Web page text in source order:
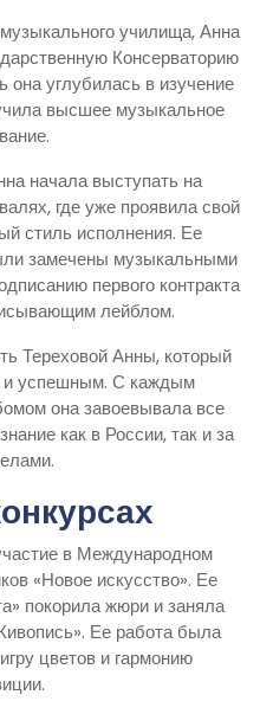
училища, Анна
Консерваторию
она углубилась в изучение
высшее музыкальное
начала выступать на
где уже проявила свой
стиль исполнения. Ее
замечены музыкальными
первого контракта
лейблом.
Тереховой Анны, который
и успешным. С каждым
она завоевывала все
как в России, так и за
в Международном
«Новое искусство». Ее
покорила жюри и заняла
Ее работа была
цветов и гармонию